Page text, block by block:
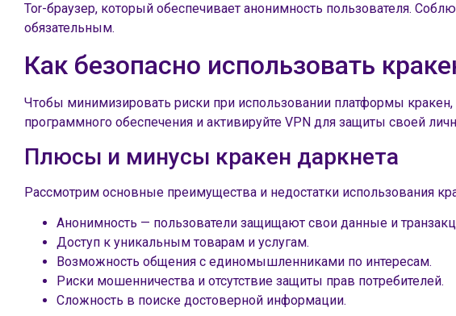
Tor-браузер, который обеспечивает анонимность пользователя.
обязательным.
Как безопасно использовать
Чтобы минимизировать риски при использовании платформы
программного обеспечения и активируйте VPN для защиты своей
Плюсы и минусы кракен даркнета
Рассмотрим основные преимущества и недостатки использования
Анонимность — пользователи защищают свои данные и
Доступ к уникальным товарам и услугам.
Возможность общения с единомышленниками по интересам.
Риски мошенничества и отсутствие защиты прав потребителей.
Сложность в поиске достоверной информации.